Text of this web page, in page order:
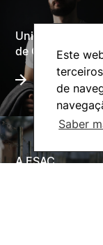
Este
de
Saber
Universidade
de Coimbra
A ESAC